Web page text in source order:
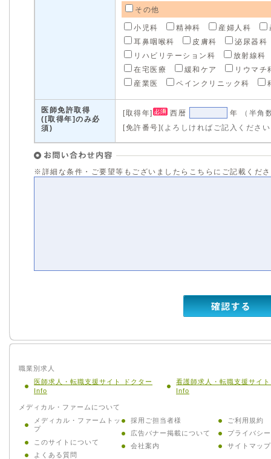
その他
小児科 精神科 産婦人科
耳鼻咽喉科
皮膚科
泌尿器科
リハビリテーション科
放射線科
在宅医療
緩和ケア
リウマチ
産業医
ペインクリニック科
医師免許取得
([取得年]のみ必
須)
[取得年] 西暦 年
（半角
[免許番号](よろしければご記入くださ
※詳細な条件・ご要望等もございましたらこちらにご記載くだ
職業別求人
医師求人・転職支援サイト ドクター
Info
看護師求人・転職支援サイ
Info
メディカル・ファームについて
メディカル・ファームトッ
プ
このサイトについて
よくある質問
採用ご担当者様
広告バナー掲載について
会社案内
ご利用規約
プライバシ
サイトマップ